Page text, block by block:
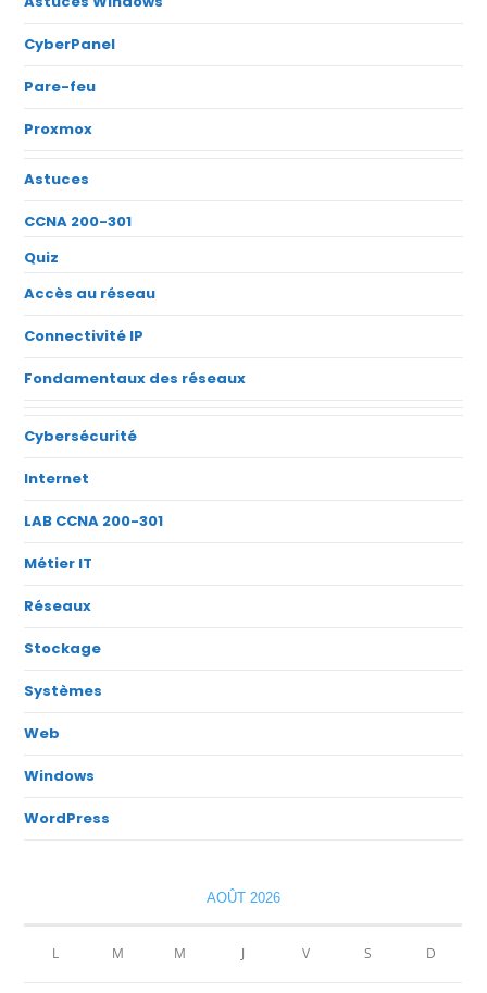
CyberPanel
Pare-feu
Proxmox
Astuces
CCNA 200-301
Quiz
Accès au réseau
Connectivité IP
Fondamentaux des réseaux
Cybersécurité
Internet
LAB CCNA 200-301
Métier IT
Réseaux
Stockage
Systèmes
Web
Windows
WordPress
AOÛT 2026
L M M J V S D